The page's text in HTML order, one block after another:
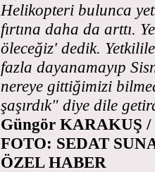
Helikopteri bulunca
fırtına daha da arttı.
öleceğiz' dedik.
fazla dayanamayıp
nereye gittiğimizi
şaşırdık" diye dile
Güngör KARAKUŞ
FOTO: SEDAT
ÖZEL HABER